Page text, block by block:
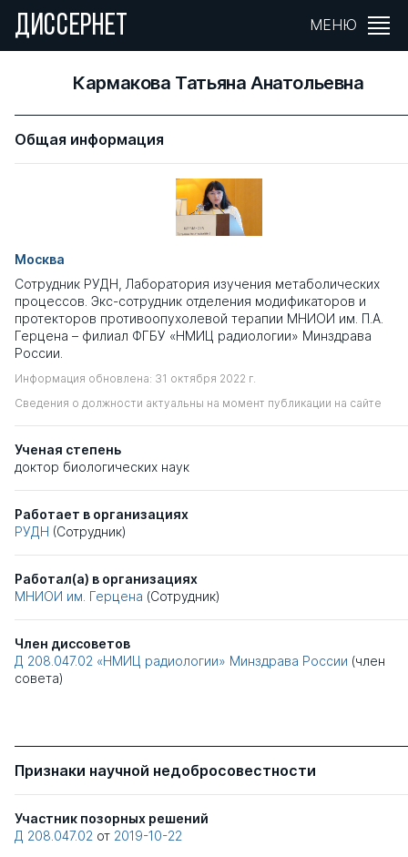
ДИССЕРНЕТ МЕНЮ
Кармакова Татьяна Анатольевна
Общая информация
Москва
Сотрудник РУДН, Лаборатория изучения метаболических
процессов. Экс-сотрудник отделения модификаторов и
протекторов противоопухолевой терапии МНИОИ им. П.А.
Герцена – филиал ФГБУ «НМИЦ радиологии» Минздрава
России.
Информация обновлена: 31 октября 2022 г.
Сведения о должности актуальны на момент публикации на сайте
Ученая степень
доктор биологических наук
Работает в организациях
РУДН (Сотрудник)
Работал(а) в организациях
МНИОИ им. Герцена (Сотрудник)
Член диссоветов
Д 208.047.02 «НМИЦ радиологии» Минздрава России (член
совета)
Признаки научной недобросовестности
Участник позорных решений
Д 208.047.02 от 2019-10-22